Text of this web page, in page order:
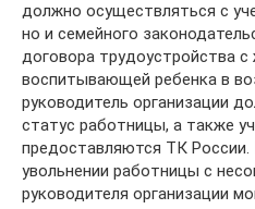
должно осуществляться с
но и семейного
договора трудоустройства
воспитывающей ребенка в
руководитель организации
статус работницы, а также
предоставляются ТК России.
увольнении работницы с
руководителя организации